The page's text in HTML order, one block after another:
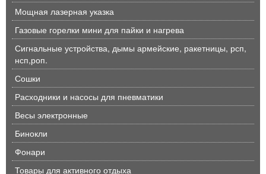
Мощная лазерная указка
Газовые горелки мини для пайки и нагрева
Сигнальные устройства, дымы армейские, ракетницы, рсп,
нсп,роп.
Сошки
Расходники и насосы для пневматики
Весы электронные
Бинокли
Фонари
Товары для активного отдыха